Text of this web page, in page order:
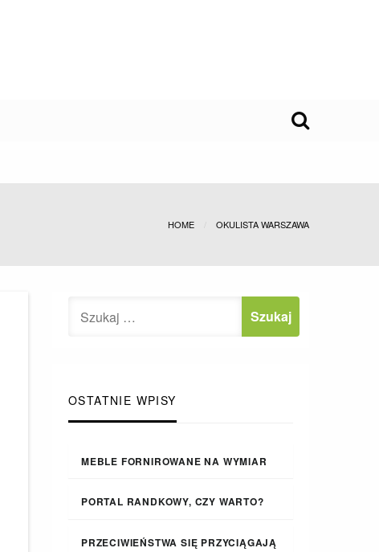
HOME OKULISTA WARSZAWA
OSTATNIE WPISY
MEBLE FORNIROWANE NA WYMIAR
PORTAL RANDKOWY, CZY WARTO?
PRZECIWIEŃSTWA SIĘ PRZYCIĄGAJĄ